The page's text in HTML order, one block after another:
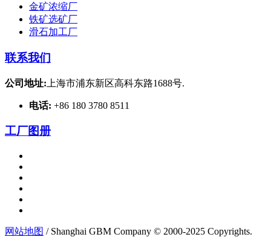
金矿浓缩厂
铁矿选矿厂
滑石加工厂
联系我们
公司地址: 上海市浦东新区高科东路1688号.
电话: +86 180 3780 8511
工厂图册
网站地图 / Shanghai GBM Company © 2000-2025 Copyrights.